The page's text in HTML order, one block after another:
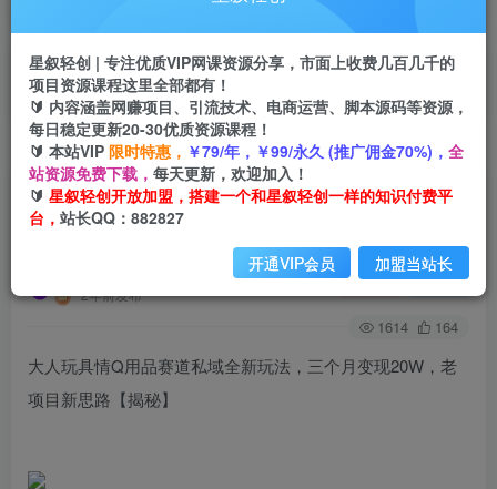
首页 创业课程 会员免费 正文
大人玩具情Q用品赛道私域全新玩法，三个月变现
20W，老项目新思路
2年前发布
关注 私信
1614 164
大人玩具情Q用品赛道私域全新玩法，三个月变现20W，老
项目新思路【揭秘】
星叙轻创 | 专注优质VIP网课资源分享，市面上收费几百几千的
项目资源课程这里全部都有！
🔰 内容涵盖网赚项目、引流技术、电商运营、脚本源码等资源，
每日稳定更新20-30优质资源课程！
🔰 本站VIP 限时特惠， ￥79/年，￥99/永久 (推广佣金70%)， 全
站资源免费下载， 每天更新，欢迎加入！
🔰 星叙轻创开放加盟，搭建一个和星叙轻创一样的知识付费平
台， 站长QQ：882827
开通VIP会员 加盟当站长